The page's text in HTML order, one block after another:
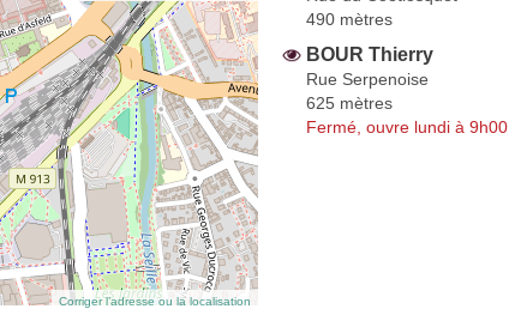
Corriger l’adresse ou la localisation
490 mètres
BOUR Thierry
Rue Serpenoise
625 mètres
Fermé, ouvre lundi à 9h00